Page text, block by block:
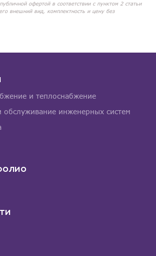
офертой в соответствии с пунктом 2 статьи
внешний вид, комплектность и цену без
и теплоснабжение
обслуживание инженерных систем